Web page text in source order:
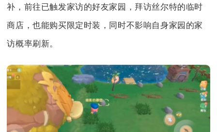
补，前往已触发家访的好友家园，拜访丝尔特的临时
商店，也能购买限定时装，同时不影响自身家园的家
访概率刷新。